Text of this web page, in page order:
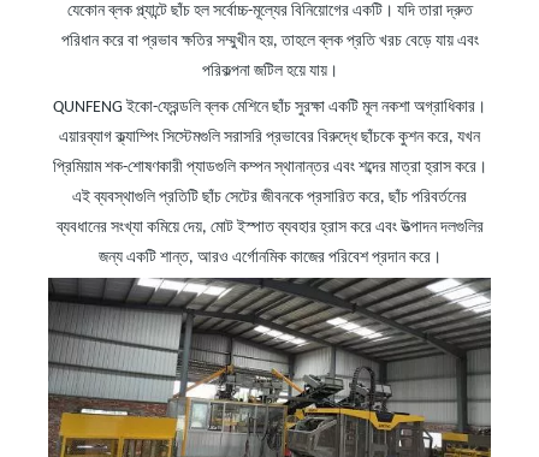
যেকোন ব্লক প্ল্যান্টে ছাঁচ হল সর্বোচ্চ-মূল্যের বিনিয়োগের একটি। যদি তারা দ্রুত
পরিধান করে বা প্রভাব ক্ষতির সম্মুখীন হয়, তাহলে ব্লক প্রতি খরচ বেড়ে যায় এবং
পরিকল্পনা জটিল হয়ে যায়।
QUNFENG ইকো-ফ্রেন্ডলি ব্লক মেশিনে ছাঁচ সুরক্ষা একটি মূল নকশা অগ্রাধিকার।
এয়ারব্যাগ ক্ল্যাম্পিং সিস্টেমগুলি সরাসরি প্রভাবের বিরুদ্ধে ছাঁচকে কুশন করে, যখন
প্রিমিয়াম শক-শোষণকারী প্যাডগুলি কম্পন স্থানান্তর এবং শব্দের মাত্রা হ্রাস করে।
এই ব্যবস্থাগুলি প্রতিটি ছাঁচ সেটের জীবনকে প্রসারিত করে, ছাঁচ পরিবর্তনের
ব্যবধানের সংখ্যা কমিয়ে দেয়, মোট ইস্পাত ব্যবহার হ্রাস করে এবং উত্পাদন দলগুলির
জন্য একটি শান্ত, আরও এর্গোনমিক কাজের পরিবেশ প্রদান করে।